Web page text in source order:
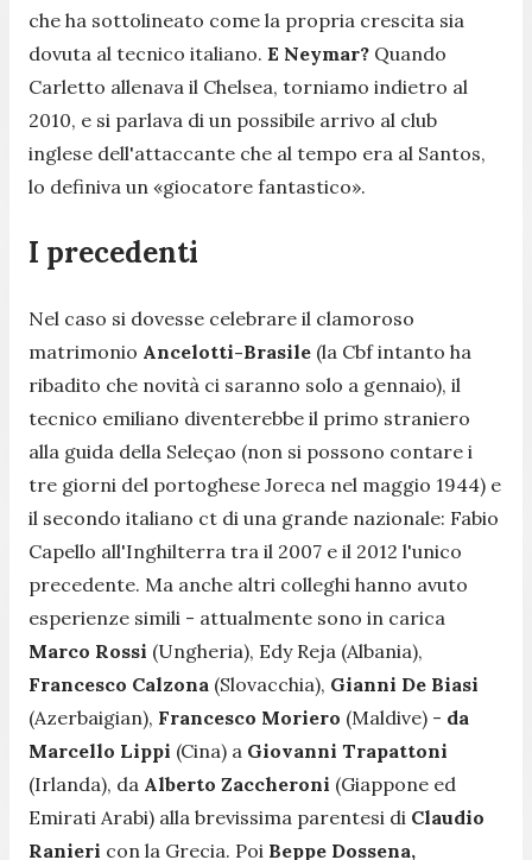
che ha sottolineato come la propria crescita sia
dovuta al tecnico italiano. E Neymar? Quando
Carletto allenava il Chelsea, torniamo indietro al
2010, e si parlava di un possibile arrivo al club
inglese dell'attaccante che al tempo era al Santos,
lo definiva un «giocatore fantastico».
I precedenti
Nel caso si dovesse celebrare il clamoroso
matrimonio Ancelotti-Brasile (la Cbf intanto ha
ribadito che novità ci saranno solo a gennaio), il
tecnico emiliano diventerebbe il primo straniero
alla guida della Seleçao (non si possono contare i
tre giorni del portoghese Joreca nel maggio 1944) e
il secondo italiano ct di una grande nazionale: Fabio
Capello all'Inghilterra tra il 2007 e il 2012 l'unico
precedente. Ma anche altri colleghi hanno avuto
esperienze simili - attualmente sono in carica
Marco Rossi (Ungheria), Edy Reja (Albania),
Francesco Calzona (Slovacchia), Gianni De Biasi
(Azerbaigian), Francesco Moriero (Maldive) - da
Marcello Lippi (Cina) a Giovanni Trapattoni
(Irlanda), da Alberto Zaccheroni (Giappone ed
Emirati Arabi) alla brevissima parentesi di Claudio
Ranieri con la Grecia. Poi Beppe Dossena,